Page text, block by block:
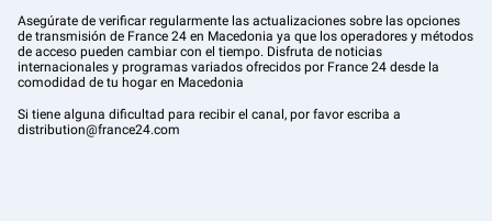
Asegúrate de verificar regularmente las actualizaciones sobre las opciones
de transmisión de France 24 en Macedonia ya que los operadores y métodos
de acceso pueden cambiar con el tiempo. Disfruta de noticias
internacionales y programas variados ofrecidos por France 24 desde la
comodidad de tu hogar en Macedonia
Si tiene alguna dificultad para recibir el canal, por favor escriba a
distribution@france24.com